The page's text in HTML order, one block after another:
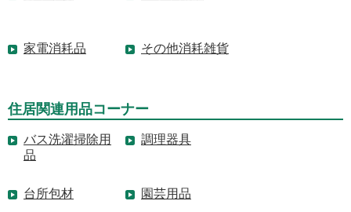
家電消耗品 その他消耗雑貨
住居関連用品コーナー
バス洗濯掃除用
品
調理器具
台所包材 園芸用品